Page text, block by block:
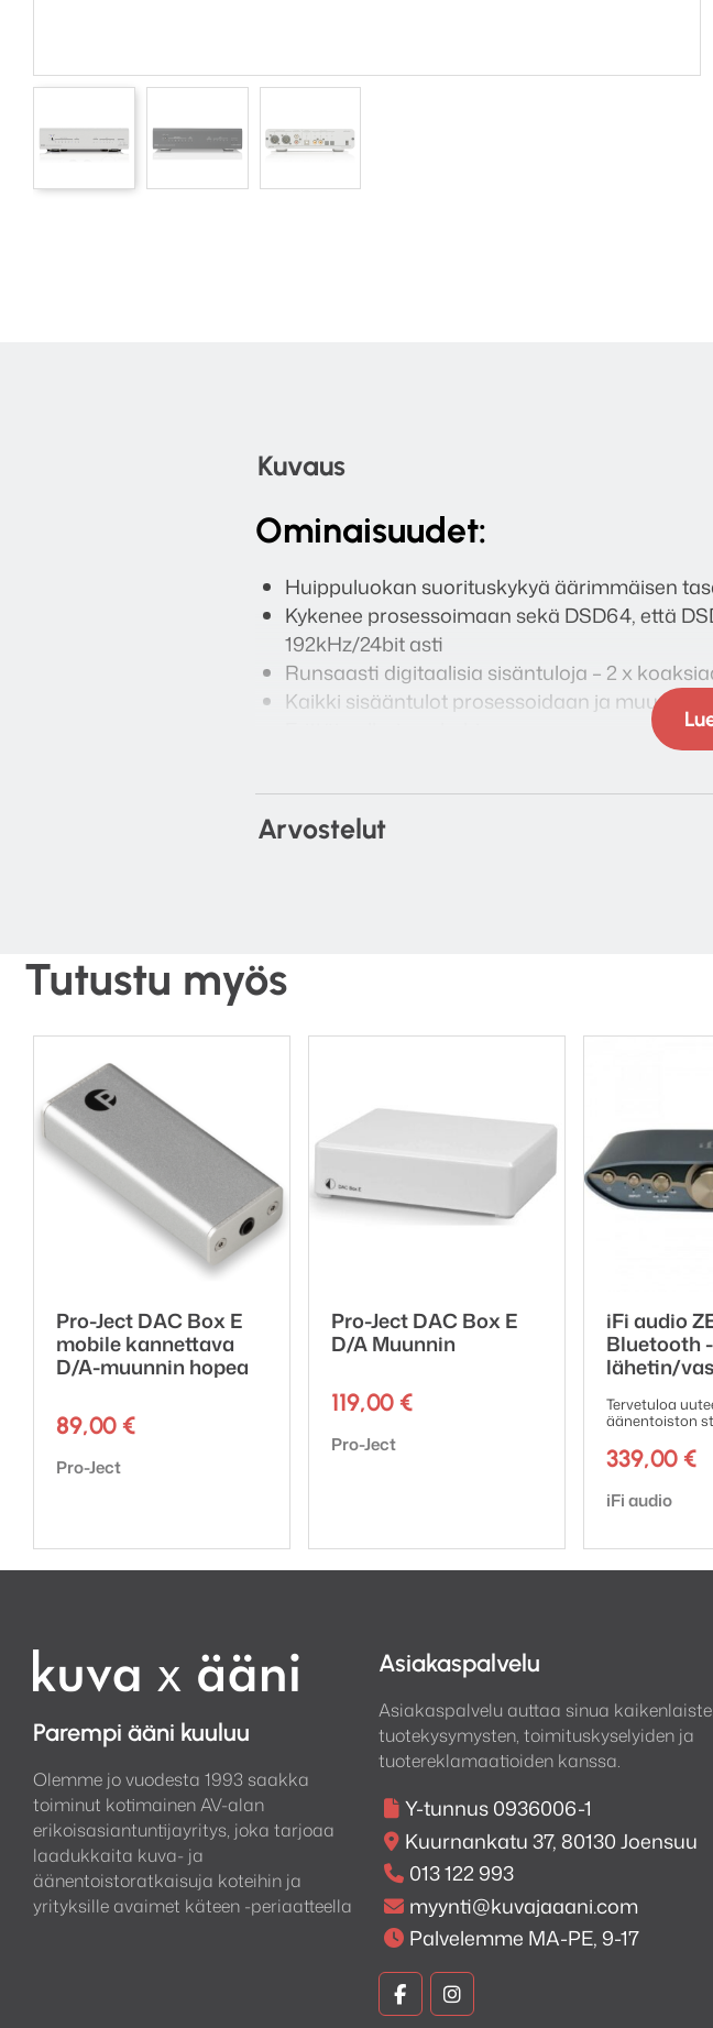
Kuvaus
Ominaisuudet:
Huippuluokan suorituskykyä äärimmäisen
Kykenee prosessoimaan sekä DSD64, että
192kHz/24bit asti
Runsaasti digitaalisia sisäntuloja – 2 x
Kaikki sisääntulot prosessoidaan ja
Poikkeuksellisen lineaarinen
Poikkeuksellisen hyvä kanavaerottelu
Upea ulkoasu sekä laadukas rakenne
Tekniset tiedot:
DAC-rakenne:
Näytteistystaajuuden muunnin: SRC4392
Digitaali-analogiamuunnin: PCM1795 32 bit
Suorituskyky:
PCM THD: <0,002%
PCM THD (+ kohina): <0,003%
DSD THD (+ kohina): <0,006%
PCM taajuusvaste: -3dB, 2Hz-90kHz
PCM taajuusvaste: -3dB, 2Hz-40kHz
Tuetut signaalit:
Sisääntulot:
2x RCA koaksiaaliliitin S/PDIF 32-192 kbps
2x TOSLINK optinen liitin 32-192 kbps (16-24
1x USB tyyppi ”B” liitin
Asynkroninen max 24 bit / 192 kHz PCM sekä
(toistettavan tiedoston/tietokoneen
1x linjatasoinen RCA (balansoimaton)
Arvostelut
Tutustu myös
Pro-Ject DAC Box E
mobile kannettava
D/A-muunnin hopea
89,00 €
Tuotemerkki:
Pro-Ject
Pro-Ject DAC Box E
D/A Muunnin
119,00 €
Tuotemerkki:
Pro-Ject
iFi audio
Bluetooth -
lähetin/
Tervetuloa
äänentoiston
339,00 €
Tuotemerkki:
iFi audio
Parempi ääni kuuluu
Olemme jo vuodesta 1993 saakka
toiminut kotimainen AV-alan
erikoisasiantuntijayritys, joka tarjoaa
laadukkaita kuva- ja
äänentoistoratkaisuja koteihin ja
yrityksille avaimet käteen -periaatteella
Asiakaspalvelu
Asiakaspalvelu auttaa sinua
tuotekysymysten, toimituskyselyiden ja
tuotereklamaatioiden kanssa.
Y-tunnus 0936006-1
Kuurnankatu 37, 80130 Joensuu
013 122 993
myynti@kuvajaaani.com
Palvelemme MA-PE, 9-17
KuvaKuva